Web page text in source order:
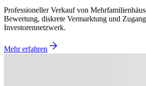
Professioneller Verkauf von
Bewertung, diskrete Vermarktung und
Investorennetzwerk.
Mehr erfahren